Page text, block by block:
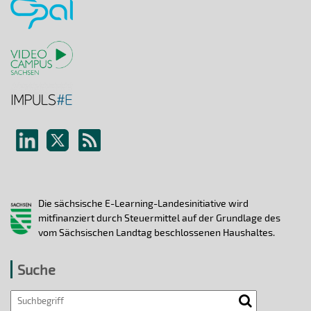
Die sächsische E-Learning-Landesinitiative wird
mitfinanziert durch Steuermittel auf der Grundlage des
vom Sächsischen Landtag beschlossenen Haushaltes.
Suche